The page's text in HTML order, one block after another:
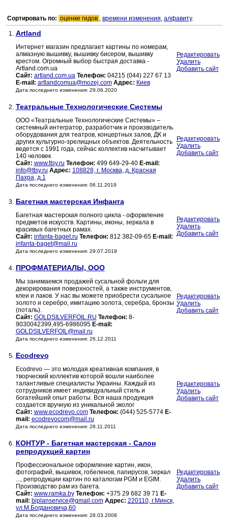
Сортировать по: оценке гидов , времени изменения, алфавиту.
1. Artland
Интернет магазин предлагает картины по номерам,
алмазную вышивку, вышивку бисером, вышивку
крестом. Огромный выбор быстрая доставка -
Artland.com.ua
Сайт: artland.com.ua Телефон: 04215 (044) 227 67 13
E-mail: artlandcomua@mozej.com Адрес: Киев
Дата последнего изменения: 29.06.2020
Редактировать
Удалить
Добавить сайт
2. Театральные Технологические Системы
ООО «Театральные Технологические Системы» –
системный интегратор, разработчик и производитель
оборудования для театров, концертных залов, ДК и
других культурно-зрелищных объектов. Деятельность
ведется с 1991 года, сейчас коллектив насчитывает
140 человек
Сайт: www.ttsy.ru Телефон: 499 649-29-40 E-mail:
info@ttsy.ru Адрес: 108828, г. Москва, д. Красная
Пахра, д.1
Дата последнего изменения: 06.11.2019
Редактировать
Удалить
Добавить сайт
3. Багетная мастерская Инфанта
Багетная мастерская полного цикла - оформление
предметов искусств. Картины, иконы, зеркала в
красивых багетных рамах.
Сайт: infanta-baget.ru Телефон: 812 382-09-65 E-mail:
infanta-baget@mail.ru
Дата последнего изменения: 29.07.2019
Редактировать
Удалить
Добавить сайт
4. ПРОФМАТЕРИАЛЫ, ООО
Мы занимаемся продажей сусальной фольги для
декорирования поверхностей, а также инструментов,
клеи и лаков. У нас вы можете приобрести сусальное
золото и серебро, имитацию золота, серебра, бронзы
(поталь).
Сайт: GOLDSILVERFOIL.RU Телефон: 8-
9030042399,495-6986095 E-mail:
GOLDSILVERFOIL@mail.ru
Дата последнего изменения: 26.12.2011
Редактировать
Удалить
Добавить сайт
5. Ecodrevo
Ecodrevo — это молодая креативная компания, в
творческий коллектив которой вошли наиболее
талантливые специалисты Украины. Каждый из
сотрудников имеет индивидуальный стиль и
богатейший опыт работы. Вся наша продукция
создается вручную из уникальной эколог
Сайт: www.ecodrevo.com Телефон: (044) 525-5774 E-
mail: ecodrevocom@mail.ru
Дата последнего изменения: 28.11.2011
Редактировать
Удалить
Добавить сайт
6. КОНТУР - Багетная мастерская - Салон
репродукций картин
Профессиональное оформление картин, икон,
фотографий, вышивок, гобеленов, папирусов, зеркал
..., репродукции картин по каталогам PGM и EGIM.
Производство рам из багета.
Сайт: www.ramka.by Телефон: +375 29 682 39 71 E-
mail: biplanservice@gmail.com Адрес: 220110, г.Минск,
ул.М.Богдановича,60
Дата последнего изменения: 28.03.2008
Редактировать
Удалить
Добавить сайт